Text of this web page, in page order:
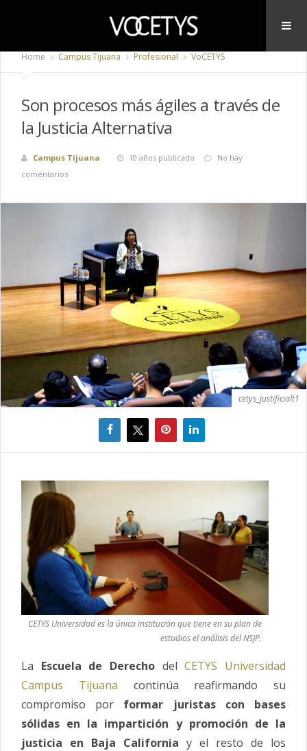
Home Campus Tijuana Profesional VoCETYS
Son procesos más ágiles a través de
la Justicia Alternativa
Campus Tijuana 10 años publicado
No hay
comentarios
cetys_justificialt1
CETYS Universidad es la única institución que tiene en su plan de
estudios el análisis del NSJP.
La Escuela de Derecho delCETYS Universidad
Campus Tijuana continúa reafirmando su
compromiso por formar juristas con bases
sólidas en la impartición y promoción de la
justicia en Baja California y el resto de los